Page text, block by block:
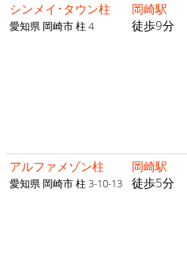
シンメイ･タウン柱
愛知県 岡崎市 柱 4
岡崎駅
徒歩9分
アルファメゾン柱
愛知県 岡崎市 柱 3-10-13
岡崎駅
徒歩5分